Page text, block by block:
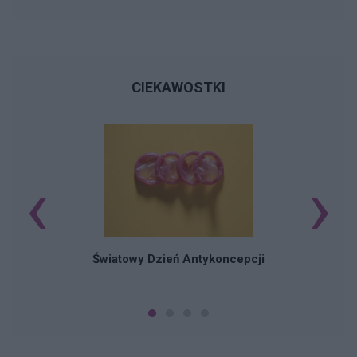
CIEKAWOSTKI
Światowy Dzień Antykoncepcji
‹ ›